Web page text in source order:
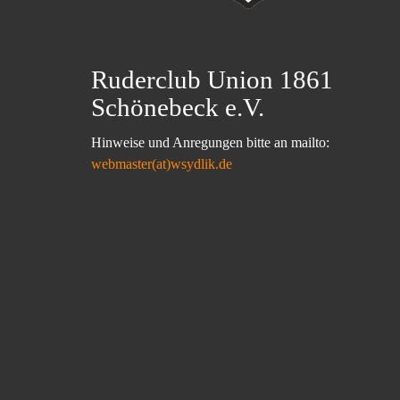
Ruderclub Union 1861
Schönebeck e.V.
Hinweise und Anregungen bitte an mailto:
webmaster(at)wsydlik.de